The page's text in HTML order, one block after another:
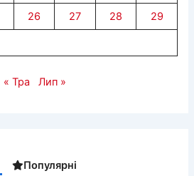
26 27 28 29
« Тра Лип »
Популярні